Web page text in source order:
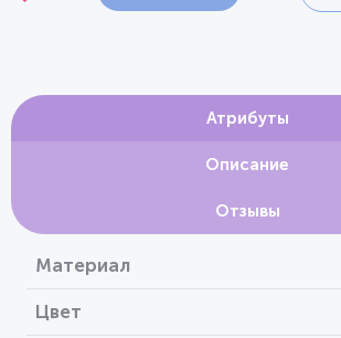
Атрибуты
Описание
Отзывы
Материал
Цвет